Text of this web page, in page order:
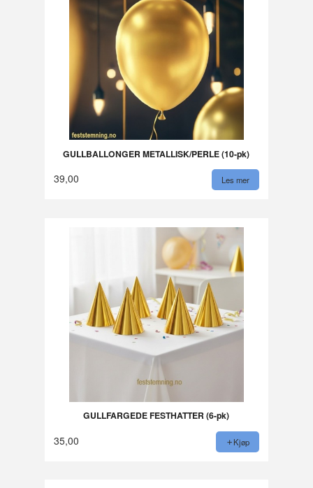
GULLBALLONGER METALLISK/PERLE (10-pk)
39,00 Les mer
GULLFARGEDE FESTHATTER (6-pk)
35,00 Kjøp